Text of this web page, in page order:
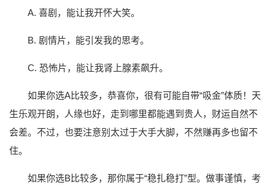
A. 喜剧，能让我开怀大笑。
B. 剧情片，能引发我的思考。
C. 恐怖片，能让我肾上腺素飙升。
如果你选A比较多，恭喜你，很有可能自带“吸金”体质！天
生乐观开朗，人缘也好，走到哪里都能遇到贵人，财运自然不
会差。不过，也要注意别太过于大手大脚，不然赚再多也留不
住。
如果你选B比较多，那你属于“稳扎稳打”型。做事谨慎，考